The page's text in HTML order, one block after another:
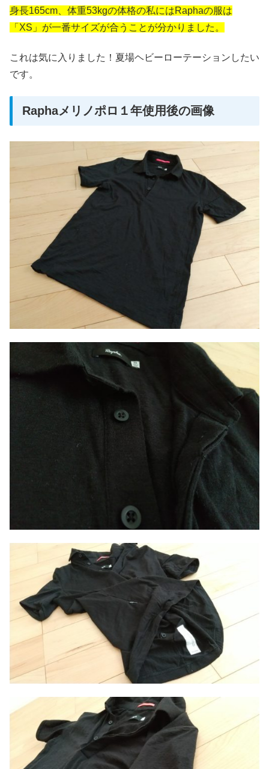
身長165cm、体重53kgの体格の私にはRaphaの服は
「XS」が一番サイズが合うことが分かりました。
これは気に入りました！夏場ヘビーローテーションしたい
です。
Raphaメリノポロ１年使用後の画像